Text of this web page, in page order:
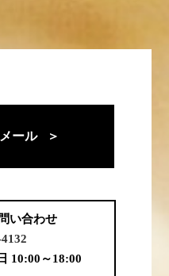
ール ＞
い合わせ
10:00～18:00